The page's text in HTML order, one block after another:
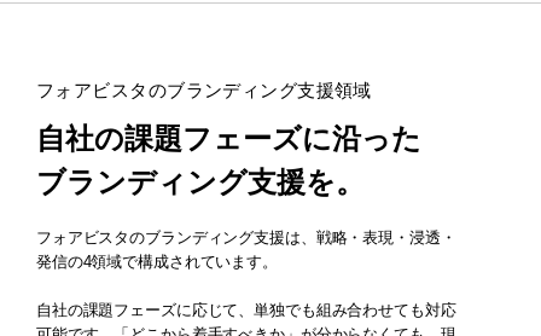
フォアビスタのブランディング支援領域
自社の課題フェーズに沿った
ブランディング支援を。
フォアビスタのブランディング支援は、戦略・表現・浸透・
発信の4領域で構成されています。
自社の課題フェーズに応じて、単独でも組み合わせても対応